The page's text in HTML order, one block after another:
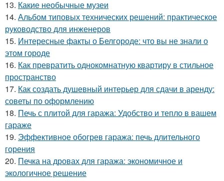
13. Какие необычные музеи
14. Альбом типовых технических решений: практическое
руководство для инженеров
15. Интересные факты о Белгороде: что вы не знали о
этом городе
16. Как превратить однокомнатную квартиру в стильное
пространство
17. Как создать душевный интерьер для сдачи в аренду:
советы по оформлению
18. Печь с плитой для гаража: Удобство и тепло в вашем
гараже
19. Эффективное обогрев гаража: печь длительного
горения
20. Печка на дровах для гаража: экономичное и
экологичное решение